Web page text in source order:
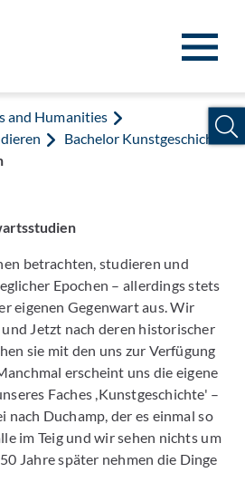
and Humanities
Bachelor Kunstgeschichte
betrachten, studieren und
Epochen – allerdings stets
eigenen Gegenwart aus. Wir
Jetzt nach deren historischer
sie mit den uns zur Verfügung
erscheint uns die eigene
Faches ,Kunstgeschichte' –
nach Duchamp, der es einmal so
im Teig und wir sehen nichts um
Jahre später nehmen die Dinge